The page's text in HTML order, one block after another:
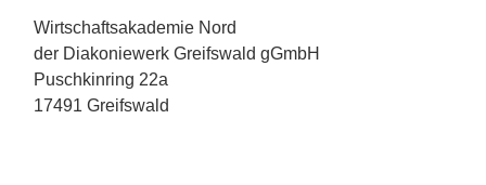
Wirt­schafts­aka­de­mie Nord
der Diako­nie­werk Greifs­wald gGmbH
Pusch­kin­ring 22a
17491 Greifs­wald